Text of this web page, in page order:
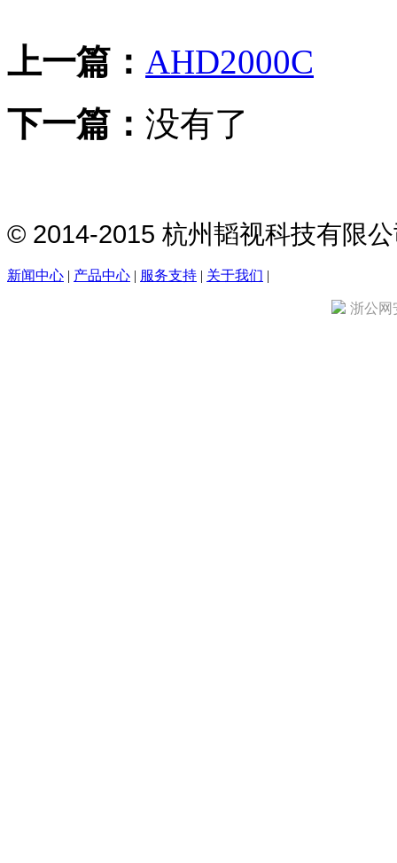
上一篇： AHD2000C
下一篇： 没有了
© 2014-2015 杭州韬视科技有限
新闻中心 | 产品中心 | 服务支持 | 关于我们 |
浙公网